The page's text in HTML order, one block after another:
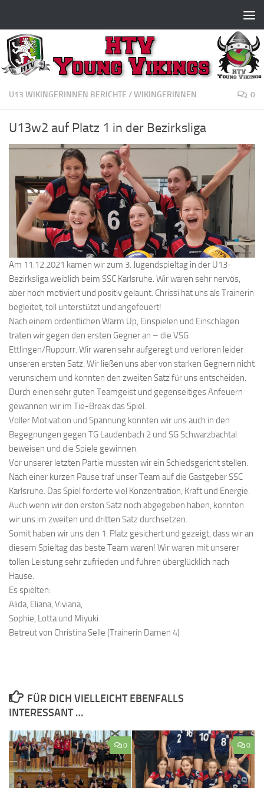
U13 WIKINGERINNEN BERICHTE /WIKINGERINNEN 0
U13w2 auf Platz 1 in der Bezirksliga
Am 11.12.2021 kamen wir zum 3. Jugendspieltag in der U13-
Bezirksliga weiblich beim SSC Karlsruhe. Wir waren sehr nervös,
aber hoch motiviert und positiv gelaunt. Chrissi hat uns als Trainerin
begleitet, toll unterstützt und angefeuert!
Nach einem ordentlichen Warm Up, Einspielen und Einschlagen
traten wir gegen den ersten Gegner an – die VSG
Ettlingen/Rüppurr. Wir waren sehr aufgeregt und verloren leider
unseren ersten Satz. Wir ließen uns aber von starken Gegnern nicht
verunsichern und konnten den zweiten Satz für uns entscheiden.
Durch einen sehr guten Teamgeist und gegenseitiges Anfeuern
gewannen wir im Tie-Break das Spiel.
Voller Motivation und Spannung konnten wir uns auch in den
Begegnungen gegen TG Laudenbach 2 und SG Schwarzbachtal
beweisen und die Spiele gewinnen.
Vor unserer letzten Partie mussten wir ein Schiedsgericht stellen.
Nach einer kurzen Pause traf unser Team auf die Gastgeber SSC
Karlsruhe. Das Spiel forderte viel Konzentration, Kraft und Energie.
Auch wenn wir den ersten Satz noch abgegeben haben, konnten
wir uns im zweiten und dritten Satz durchsetzen.
Somit haben wir uns den 1. Platz gesichert und gezeigt, dass wir an
diesem Spieltag das beste Team waren! Wir waren mit unserer
tollen Leistung sehr zufrieden und fuhren überglücklich nach
Hause.
Es spielten:
Alida, Eliana, Viviana,
Sophie, Lotta und Miyuki
Betreut von Christina Selle (Trainerin Damen 4)
FÜR DICH VIELLEICHT EBENFALLS
INTERESSANT …
0 0